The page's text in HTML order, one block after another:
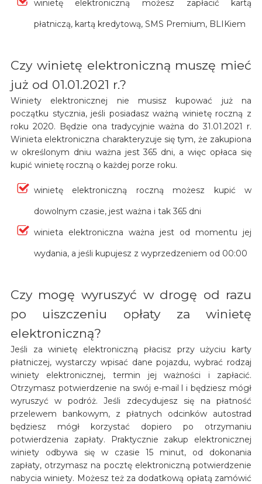
winietę elektroniczną możesz zapłacić kartą
płatniczą, kartą kredytową, SMS Premium, BLIKiem
Czy winietę elektroniczną muszę mieć
już od 01.01.2021 r.?
Winiety elektronicznej nie musisz kupować już na
początku stycznia, jeśli posiadasz ważną winietę roczną z
roku 2020. Będzie ona tradycyjnie ważna do 31.01.2021 r.
Winieta elektroniczna charakteryzuje się tym, że zakupiona
w określonym dniu ważna jest 365 dni, a więc opłaca się
kupić winietę roczną o każdej porze roku.
winietę elektroniczną roczną możesz kupić w
dowolnym czasie, jest ważna i tak 365 dni
winieta elektroniczna ważna jest od momentu jej
wydania, a jeśli kupujesz z wyprzedzeniem od 00:00
Czy mogę wyruszyć w drogę od razu
po uiszczeniu opłaty za winietę
elektroniczną?
Jeśli za winietę elektroniczną płacisz przy użyciu karty
płatniczej, wystarczy wpisać dane pojazdu, wybrać rodzaj
winiety elektronicznej, termin jej ważności i zapłacić.
Otrzymasz potwierdzenie na swój e-mail l i będziesz mógł
wyruszyć w podróż. Jeśli zdecydujesz się na płatność
przelewem bankowym, z płatnych odcinków autostrad
będziesz mógł korzystać dopiero po otrzymaniu
potwierdzenia zapłaty. Praktycznie zakup elektronicznej
winiety odbywa się w czasie 15 minut, od dokonania
zapłaty, otrzymasz na pocztę elektroniczną potwierdzenie
nabycia winiety. Możesz też za dodatkową opłatą zamówić